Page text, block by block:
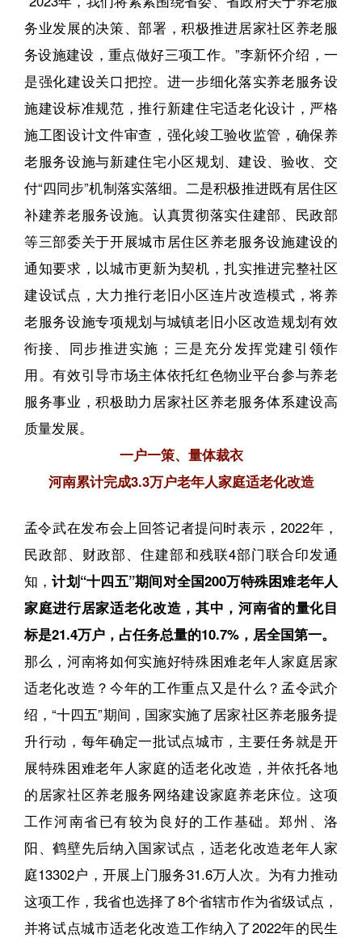
务业发展的决策、部署，积极推进居家社区养老服
务设施建设，重点做好三项工作。”李新怀介绍，一
是强化建设关口把控。进一步细化落实养老服务设
施建设标准规范，推行新建住宅适老化设计，严格
施工图设计文件审查，强化竣工验收监管，确保养
老服务设施与新建住宅小区规划、建设、验收、交
付“四同步”机制落实落细。二是积极推进既有居住区
补建养老服务设施。认真贯彻落实住建部、民政部
等三部委关于开展城市居住区养老服务设施建设的
通知要求，以城市更新为契机，扎实推进完整社区
建设试点，大力推行老旧小区连片改造模式，将养
老服务设施专项规划与城镇老旧小区改造规划有效
衔接、同步推进实施；三是充分发挥党建引领作
用。有效引导市场主体依托红色物业平台参与养老
服务事业，积极助力居家社区养老服务体系建设高
质量发展。
一户一策、量体裁衣
河南累计完成3.3万户老年人家庭适老化改造
孟令武在发布会上回答记者提问时表示，2022年，
民政部、财政部、住建部和残联4部门联合印发通
知，计划“十四五”期间对全国200万特殊困难老年人
家庭进行居家适老化改造，其中，河南省的量化目
标是21.4万户，占任务总量的10.7%，居全国第一。
那么，河南将如何实施好特殊困难老年人家庭居家
适老化改造？今年的工作重点又是什么？孟令武介
绍，“十四五”期间，国家实施了居家社区养老服务提
升行动，每年确定一批试点城市，主要任务就是开
展特殊困难老年人家庭的适老化改造，并依托各地
的居家社区养老服务网络建设家庭养老床位。这项
工作河南省已有较为良好的工作基础。郑州、洛
阳、鹤壁先后纳入国家试点，适老化改造老年人家
庭13302户，开展上门服务31.6万人次。为有力推动
这项工作，我省也选择了8个省辖市作为省级试点，
并将试点城市适老化改造工作纳入了2022年的民生